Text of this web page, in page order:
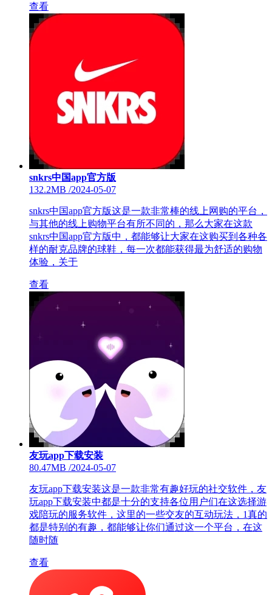
查看
snkrs中国app官方版
132.2MB /2024-05-07
snkrs中国app官方版这是一款非常棒的线上网购的平台，
与其他的线上购物平台有所不同的，那么大家在这款
snkrs中国app官方版中，都能够让大家在这购买到各种各
样的耐克品牌的球鞋，每一次都能获得最为舒适的购物
体验，关于
查看
友玩app下载安装
80.47MB /2024-05-07
友玩app下载安装这是一款非常有趣好玩的社交软件，友
玩app下载安装中都是十分的支持各位用户们在这选择游
戏陪玩的服务软件，这里的一些交友的互动玩法，1真的
都是特别的有趣，都能够让你们通过这一个平台，在这
随时随
查看